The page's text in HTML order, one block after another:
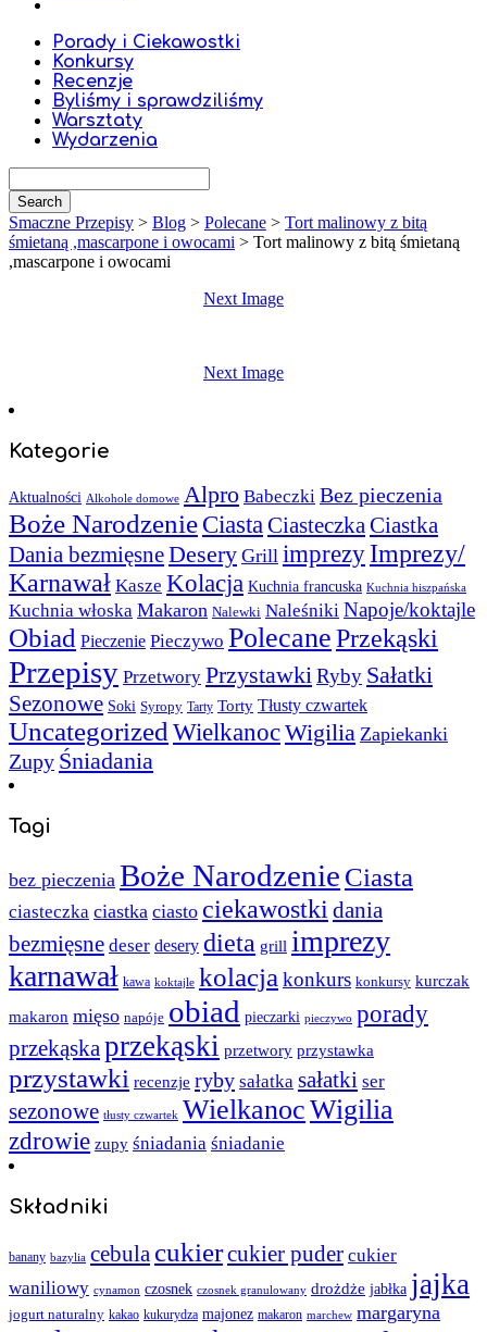
Porady i Ciekawostki
Konkursy
Recenzje
Byliśmy i sprawdziliśmy
Warsztaty
Wydarzenia
Smaczne Przepisy > Blog > Polecane > Tort malinowy z bitą
śmietaną ,mascarpone i owocami > Tort malinowy z bitą śmietaną
,mascarpone i owocami
Next Image
Next Image
Kategorie
Aktualności Alkohole domowe Alpro Babeczki Bez pieczenia
Boże NarodzenieCiastaCiasteczkaCiastka
Dania bezmięsneDesery Grill imprezy Imprezy/
Karnawał Kasze Kolacja Kuchnia francuska Kuchnia hiszpańska
Kuchnia włoska Makaron Nalewki Naleśniki Napoje/koktajle
Obiad Pieczenie Pieczywo PolecanePrzekąski
Przepisy Przetwory PrzystawkiRyby Sałatki
Sezonowe Soki Syropy Tarty Torty Tłusty czwartek
UncategorizedWielkanocWigilia Zapiekanki
Zupy Śniadania
Tagi
bez pieczenia Boże Narodzenie Ciasta
ciasteczka ciastka ciasto ciekawostki dania
bezmięsne deser desery dieta grill imprezy
karnawał kawa koktajle kolacja konkurs konkursy kurczak
makaron mięso napóje obiad pieczarki pieczywo porady
przekąskaprzekąski przetwory przystawka
przystawki recenzje ryby sałatka sałatki ser
sezonowe tłusty czwartek WielkanocWigilia
zdrowie zupy śniadania śniadanie
Składniki
banany bazylia cebula cukiercukier puder cukier
waniliowy cynamon czosnek czosnek granulowany drożdże jabłka jajka
jogurt naturalny kakao kukurydza majonez makaron marchew margaryna